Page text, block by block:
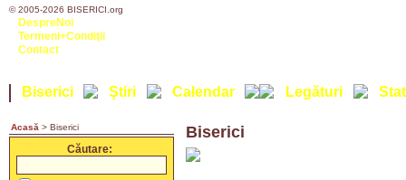
© 2005-2026 BISERICI.org
DespreNoi
Termeni+Condiţii
Contact
Biserici Ştiri Calendar Legături
Acasă > Biserici
Căutare:
Biserici